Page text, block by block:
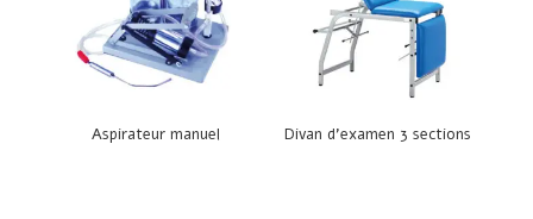
Aspirateur manuel Divan d’examen 3 sections